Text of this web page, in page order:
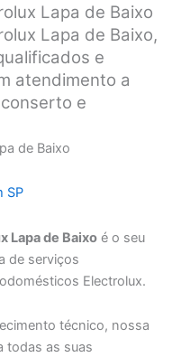
Lapa de Baixo
Lapa de Baixo,
e
atendimento a
e
de Baixo
SP
Lapa de Baixo é o seu
de serviços
Electrolux.
técnico, nossa
todas as suas